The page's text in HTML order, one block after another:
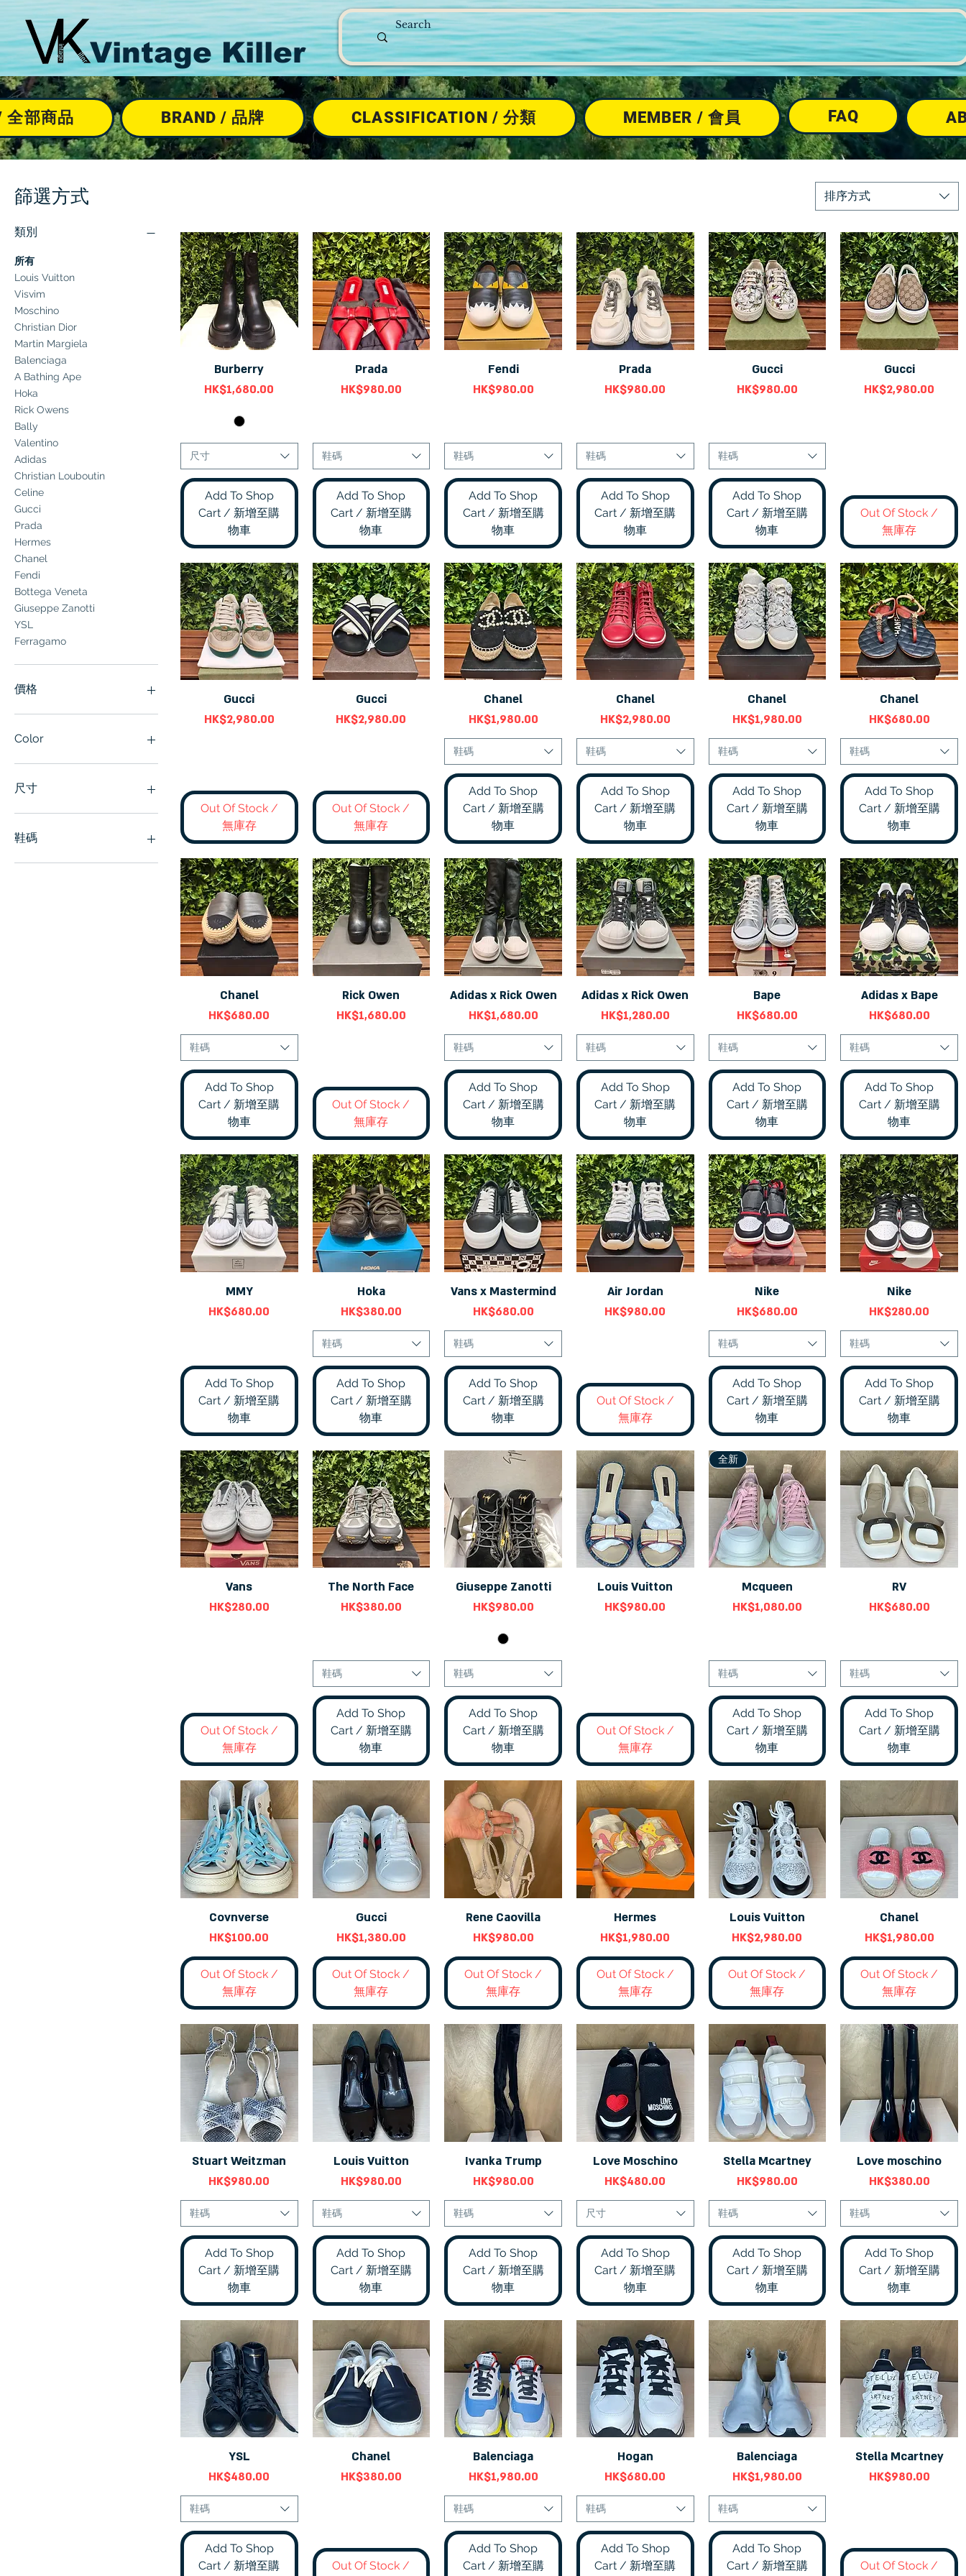
Vintage Killer
全部商品 BRAND / 品牌 CLASSIFICATION / 分類 MEMBER / 會員 FAQ
篩選方式
類別
所有
Louis Vuitton
Visvim
Moschino
Christian Dior
Martin Margiela
Balenciaga
A Bathing Ape
Hoka
Rick Owens
Bally
Valentino
Adidas
Christian Louboutin
Celine
Gucci
Prada
Hermes
Chanel
Fendi
Bottega Veneta
Giuseppe Zanotti
YSL
Ferragamo
價格
Color
尺寸
9.5
36
38
鞋碼
5
排序方式
快速瀏覽
Burberry
價格
HK$1,680.00
尺寸
Add To Shop
Cart / 新增至購
物車
快速瀏覽
Prada
價格
HK$980.00
鞋碼
Add To Shop
Cart / 新增至購
物車
快速瀏覽
Fendi
價格
HK$980.00
鞋碼
Add To Shop
Cart / 新增至購
物車
快速瀏覽
Prada
價格
HK$980.00
鞋碼
Add To Shop
Cart / 新增至購
物車
快速瀏覽
Gucci
價格
HK$980.00
鞋碼
Add To Shop
Cart / 新增至購
物車
快速瀏覽
Gucci
價格
HK$2,980.00
Out Of Stock /
無庫存
快速瀏覽
Gucci
價格
HK$2,980.00
Out Of Stock /
無庫存
快速瀏覽
Gucci
價格
HK$2,980.00
Out Of Stock /
無庫存
快速瀏覽
Chanel
價格
HK$1,980.00
鞋碼
Add To Shop
Cart / 新增至購
物車
快速瀏覽
Chanel
價格
HK$2,980.00
鞋碼
Add To Shop
Cart / 新增至購
物車
快速瀏覽
Chanel
價格
HK$1,980.00
鞋碼
Add To Shop
Cart / 新增至購
物車
快速瀏覽
Chanel
價格
HK$680.00
鞋碼
Add To Shop
Cart / 新增至購
物車
快速瀏覽
Chanel
價格
HK$680.00
鞋碼
Add To Shop
Cart / 新增至購
物車
快速瀏覽
Rick Owen
價格
HK$1,680.00
Out Of Stock /
無庫存
快速瀏覽
Adidas x Rick Owen
價格
HK$1,680.00
鞋碼
Add To Shop
Cart / 新增至購
物車
快速瀏覽
Adidas x Rick Owen
價格
HK$1,280.00
鞋碼
Add To Shop
Cart / 新增至購
物車
快速瀏覽
Bape
價格
HK$680.00
鞋碼
Add To Shop
Cart / 新增至購
物車
快速瀏覽
Adidas x Bape
價格
HK$680.00
鞋碼
Add To Shop
Cart / 新增至購
物車
快速瀏覽
MMY
價格
HK$680.00
Add To Shop
Cart / 新增至購
物車
快速瀏覽
Hoka
價格
HK$380.00
鞋碼
Add To Shop
Cart / 新增至購
物車
快速瀏覽
Vans x Mastermind
價格
HK$680.00
鞋碼
Add To Shop
Cart / 新增至購
物車
快速瀏覽
Air Jordan
價格
HK$980.00
Out Of Stock /
無庫存
快速瀏覽
Nike
價格
HK$680.00
鞋碼
Add To Shop
Cart / 新增至購
物車
快速瀏覽
Nike
價格
HK$280.00
鞋碼
Add To Shop
Cart / 新增至購
物車
快速瀏覽
Vans
價格
HK$280.00
Out Of Stock /
無庫存
快速瀏覽
The North Face
價格
HK$380.00
鞋碼
Add To Shop
Cart / 新增至購
物車
快速瀏覽
Giuseppe Zanotti
價格
HK$980.00
鞋碼
Add To Shop
Cart / 新增至購
物車
快速瀏覽
Louis Vuitton
價格
HK$980.00
Out Of Stock /
無庫存
快速瀏覽
全新
Mcqueen
價格
HK$1,080.00
鞋碼
Add To Shop
Cart / 新增至購
物車
快速瀏覽
RV
價格
HK$680.00
鞋碼
Add To Shop
Cart / 新增至購
物車
快速瀏覽
Covnverse
價格
HK$100.00
Out Of Stock /
無庫存
快速瀏覽
Gucci
價格
HK$1,380.00
Out Of Stock /
無庫存
快速瀏覽
Rene Caovilla
價格
HK$980.00
Out Of Stock /
無庫存
快速瀏覽
Hermes
價格
HK$1,980.00
Out Of Stock /
無庫存
快速瀏覽
Louis Vuitton
價格
HK$2,980.00
Out Of Stock /
無庫存
快速瀏覽
Chanel
價格
HK$1,980.00
Out Of Stock /
無庫存
快速瀏覽
Stuart Weitzman
價格
HK$980.00
鞋碼
Add To Shop
Cart / 新增至購
物車
快速瀏覽
Louis Vuitton
價格
HK$980.00
鞋碼
Add To Shop
Cart / 新增至購
物車
快速瀏覽
Ivanka Trump
價格
HK$980.00
鞋碼
Add To Shop
Cart / 新增至購
物車
快速瀏覽
Love Moschino
價格
HK$480.00
尺寸
Add To Shop
Cart / 新增至購
物車
快速瀏覽
Stella Mcartney
價格
HK$980.00
鞋碼
Add To Shop
Cart / 新增至購
物車
快速瀏覽
Love moschino
價格
HK$380.00
鞋碼
Add To Shop
Cart / 新增至購
物車
快速瀏覽
YSL
價格
HK$480.00
鞋碼
Add To Shop
Cart / 新增至購
快速瀏覽
Chanel
價格
HK$380.00
Out Of Stock /
快速瀏覽
Balenciaga
價格
HK$1,980.00
鞋碼
Add To Shop
Cart / 新增至購
快速瀏覽
Hogan
價格
HK$680.00
鞋碼
Add To Shop
Cart / 新增至購
快速瀏覽
Balenciaga
價格
HK$1,980.00
鞋碼
Add To Shop
Cart / 新增至購
快速瀏覽
Stella Mcartney
價格
HK$980.00
Out Of Stock /